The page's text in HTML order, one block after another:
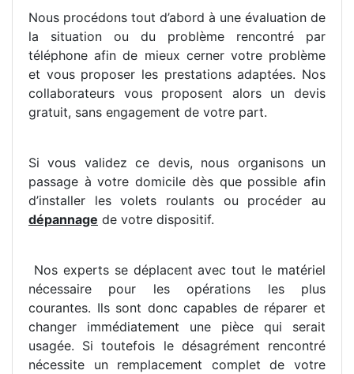
Nous procédons tout d’abord à une évaluation de
la situation ou du problème rencontré par
téléphone afin de mieux cerner votre problème
et vous proposer les prestations adaptées. Nos
collaborateurs vous proposent alors un devis
gratuit, sans engagement de votre part.
Si vous validez ce devis, nous organisons un
passage à votre domicile dès que possible afin
d’installer les volets roulants ou procéder au
dépannage de votre dispositif.
Nos experts se déplacent avec tout le matériel
nécessaire pour les opérations les plus
courantes. Ils sont donc capables de réparer et
changer immédiatement une pièce qui serait
usagée. Si toutefois le désagrément rencontré
nécessite un remplacement complet de votre